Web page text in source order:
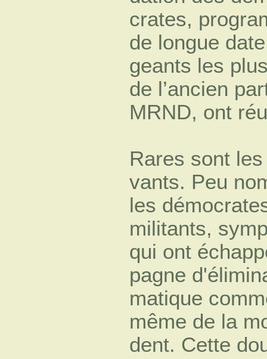
crates,
de longue
geants les
de l’ancien
MRND, ont
Rares sont
vants. Peu
les
militants,
qui ont
pagne
matique
même de la
dent. Cette